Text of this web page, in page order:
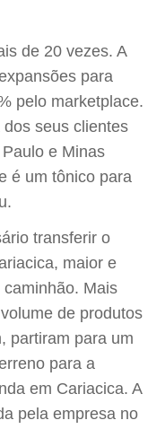
de 20 vezes. A
para
pelo marketplace.
seus clientes
e Minas
é um tônico para
transferir o
maior e
Mais
de produtos
partiram para um
para a
em Cariacica. A
pela empresa no